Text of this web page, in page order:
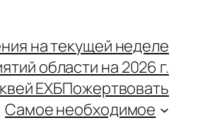
на текущей неделе
области на 2026 г.
ЕХБПожертвовать
Самое необходимое